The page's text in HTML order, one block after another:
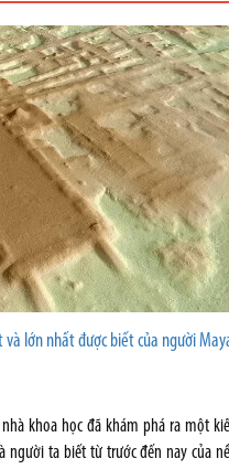
và lớn nhất được biết của người
khoa học đã khám phá ra một
người ta biết từ trước đến nay của